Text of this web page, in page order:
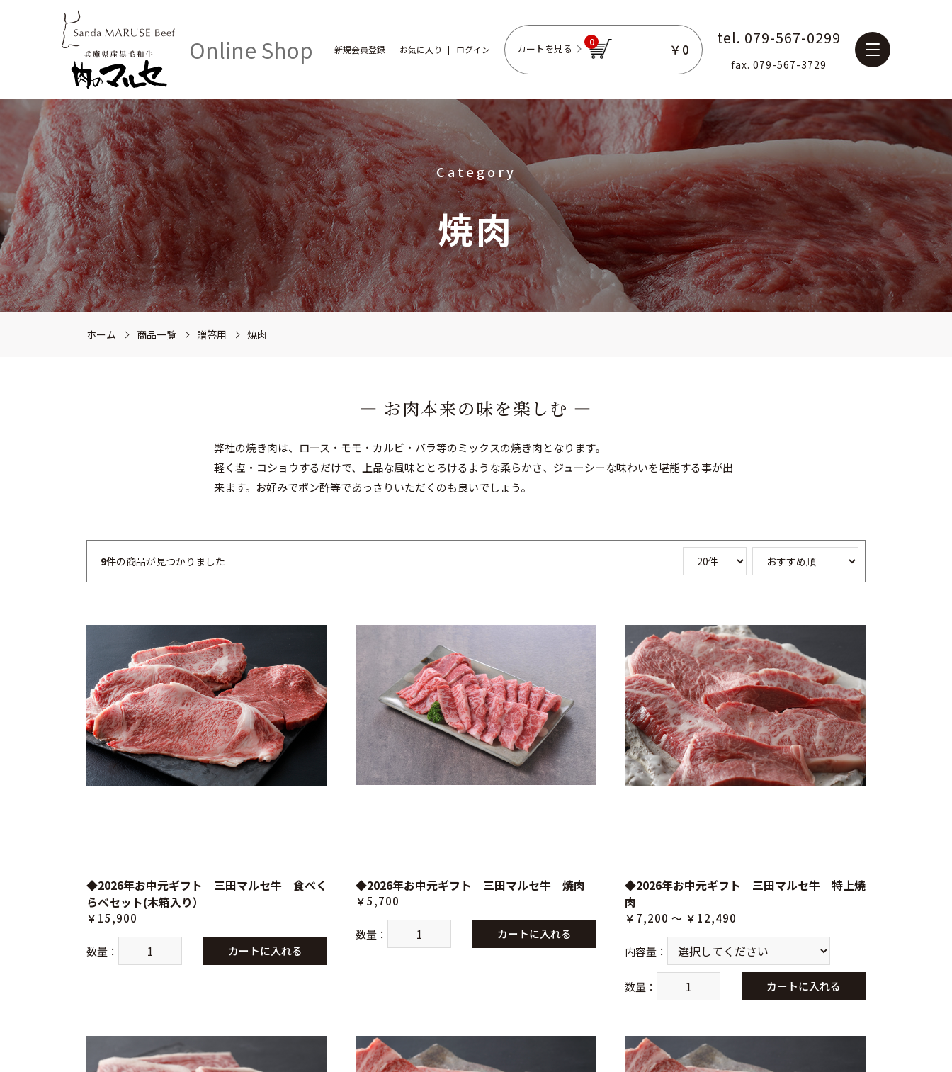
Online Shop 新規会員登録 お気に入り ログイン カートを見る
0 ￥0
tel. 079-567-0299
fax. 079-567-3729
Category
焼肉
ホーム 商品一覧 贈答用 焼肉
― お肉本来の味を楽しむ ―
弊社の焼き肉は、ロース・モモ・カルビ・バラ等のミックスの焼き肉となります。
軽く塩・コショウするだけで、上品な風味ととろけるような柔らかさ、ジューシーな味わいを堪能する事が出
来ます。お好みでポン酢等であっさりいただくのも良いでしょう。
9件の商品が見つかりました
◆2026年お中元ギフト 三田マルセ牛 食べく
らべセット(木箱入り）
￥15,900
数量 ： カートに入れる
◆2026年お中元ギフト 三田マルセ牛 焼肉
￥5,700
数量 ： カートに入れる
◆2026年お中元ギフト 三田マルセ牛 特上焼
肉
￥7,200 ～ ￥12,490
内容量 ：
数量 ： カートに入れる